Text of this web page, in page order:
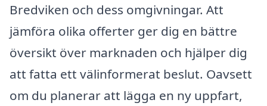
Bredviken och dess omgivningar. Att
jämföra olika offerter ger dig en bättre
översikt över marknaden och hjälper dig
att fatta ett välinformerat beslut. Oavsett
om du planerar att lägga en ny uppfart,